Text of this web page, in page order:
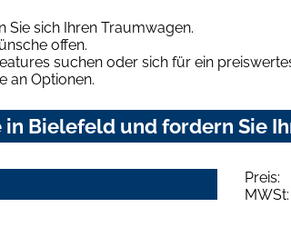
Sie sich Ihren Traumwagen.
offen.
suchen oder sich für ein
an Optionen.
Bielefeld und fordern Sie
Preis:
MWSt: